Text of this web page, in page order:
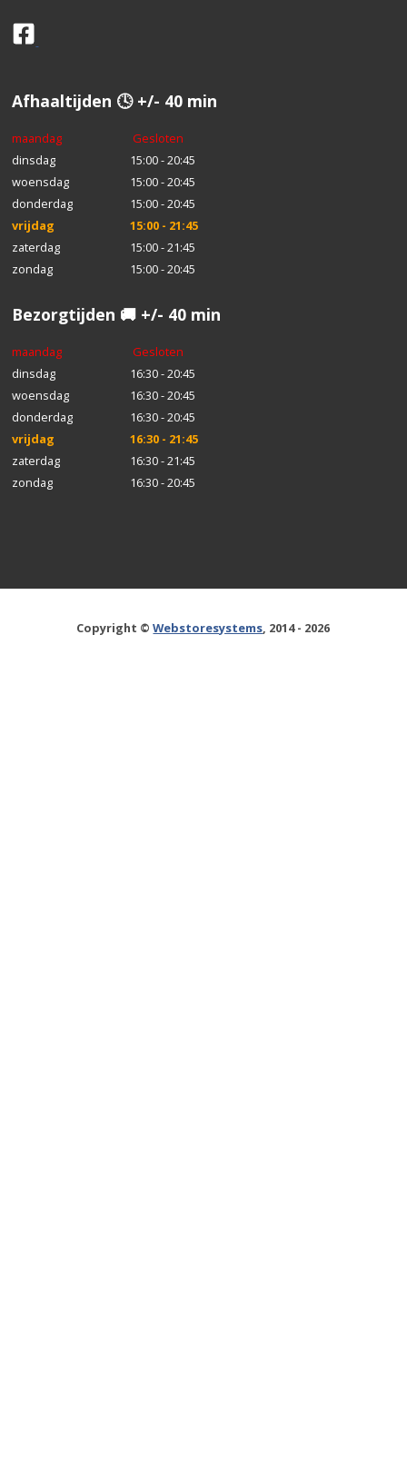
Afhaaltijden 🕓 +/- 40 min
maandag
Gesloten
dinsdag
15:00 - 20:45
woensdag
15:00 - 20:45
donderdag
15:00 - 20:45
vrijdag
15:00 - 21:45
zaterdag
15:00 - 21:45
zondag
15:00 - 20:45
Bezorgtijden 🚚 +/- 40 min
maandag
Gesloten
dinsdag
16:30 - 20:45
woensdag
16:30 - 20:45
donderdag
16:30 - 20:45
vrijdag
16:30 - 21:45
zaterdag
16:30 - 21:45
zondag
16:30 - 20:45
Copyright ©Webstoresystems, 2014 - 2026